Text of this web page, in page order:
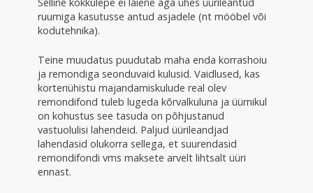
ruumiga kasutusse antud asjadele (nt mööbel või
kodutehnika).
Teine muudatus puudutab maha enda korrashoiu
ja remondiga seonduvaid kulusid. Vaidlused, kas
korteriühistu majandamiskulude real olev
remondifond tuleb lugeda kõrvalkuluna ja üürnikul
on kohustus see tasuda on põhjustanud
vastuolulisi lahendeid. Paljud üürileandjad
lahendasid olukorra sellega, et suurendasid
remondifondi vms maksete arvelt lihtsalt üüri
ennast.